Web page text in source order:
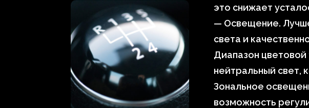
это снижает
— Освещение.
света и
Диапазон
нейтральный свет,
Зональное
возможность